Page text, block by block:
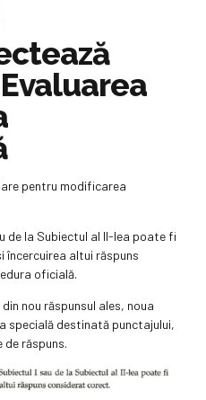
pentru modificarea
de la Subiectul al II-lea poate fi
încercuirea altui răspuns
oficială.
nou răspunsul ales, noua
specială destinată punctajului,
răspuns.